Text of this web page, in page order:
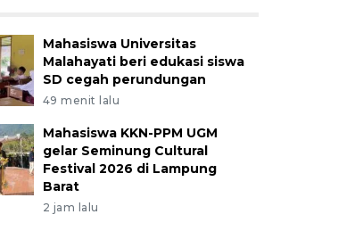
Mahasiswa Universitas
Malahayati beri edukasi siswa
SD cegah perundungan
49 menit lalu
Mahasiswa KKN-PPM UGM
gelar Seminung Cultural
Festival 2026 di Lampung
Barat
2 jam lalu